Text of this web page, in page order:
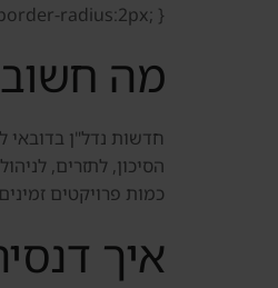
radius:2px; }
מה
חדשות נדל"ן בדובאי
הסיכון, לתזרים,
כמות פרויקטים
איך